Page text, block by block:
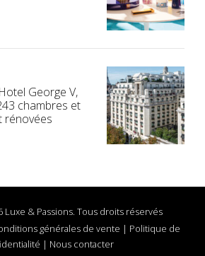
George V,
chambres et
rénovées
Luxe & Passions. Tous droits réservés
générales de vente | Politique de
| Nous contacter